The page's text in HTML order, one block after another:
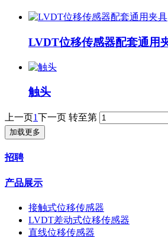
LVDT位移传感器配套通用
触头
上一页1下一页 转至第
加载更多
招聘
产品展示
接触式位移传感器
LVDT差动式位移传感器
直线位移传感器